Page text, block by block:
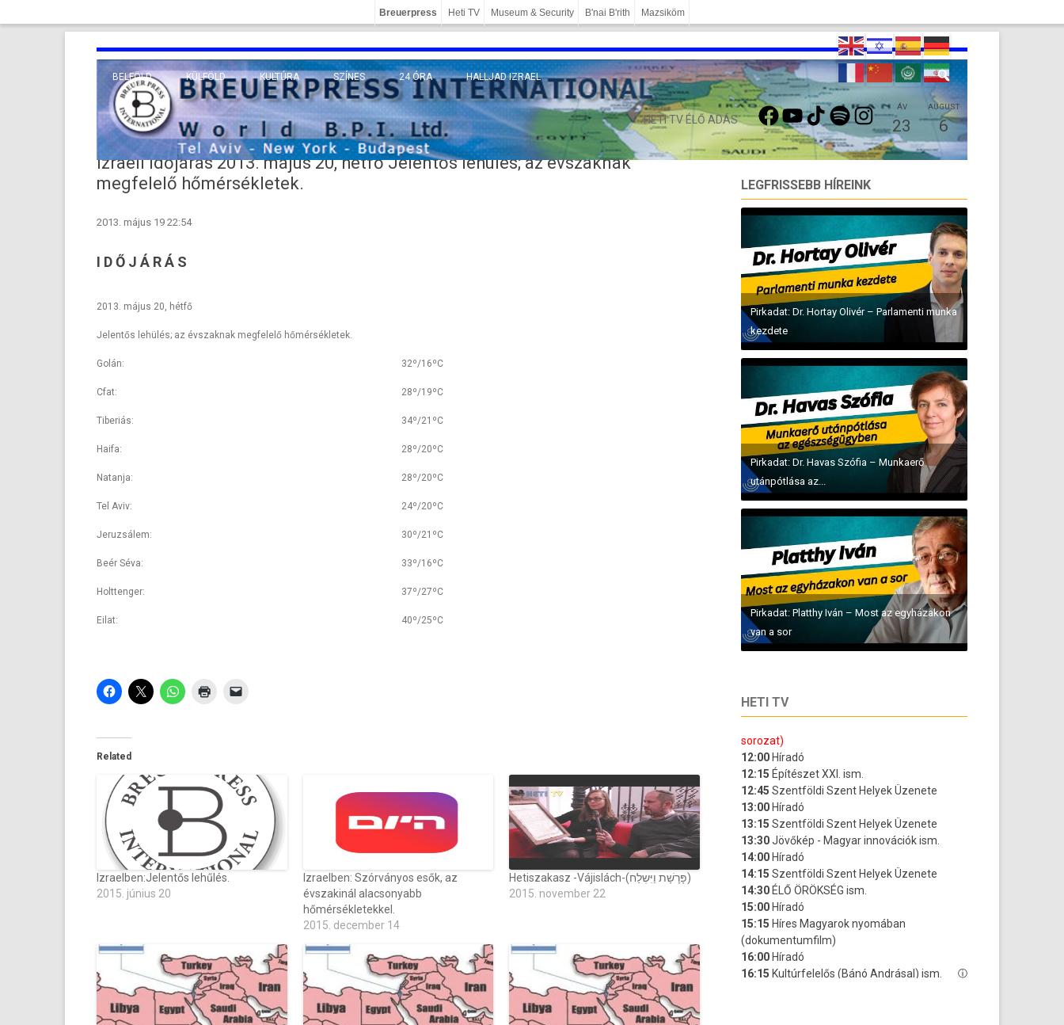
Breuerpress Heti TV Museum & Security B'nai B'rith Mazsiköm
BELFÖLD KÜLFÖLD
EURÓPA
KÖZEL-KELET
TÁVOL-KELET
KULTÚRA
TUDOMÁNY
VALLÁS
SZÍNES 24 ÓRA HALLJAD IZRAEL
HETI TV ÉLŐ ADÁS
FACEBOOKYOUTUBETIKTOKSPOTIFYINSTAGRAMÁV
23
AUGUST
6
Izraeli Időjárás 2013. május 20, hétfő Jelentős lehülés; az évszaknak
megfelelő hőmérsékletek.
2013. május 19 22:54
I D Ő J Á R Á S
2013. május 20, hétfő
Jelentős lehülés; az évszaknak megfelelő hőmérsékletek.
Golán: 32º/16ºC
Cfat: 28º/19ºC
Tiberiás: 34º/21ºC
Haifa: 28º/20ºC
Natanja: 28º/20ºC
Tel Aviv: 24º/20ºC
Jeruzsálem: 30º/21ºC
Beér Séva: 33º/16ºC
Holttenger: 37º/27ºC
Eilat: 40º/25ºC
Related
Izraelben:Jelentős lehűlés.
2015. június 20
Izraelben: Szórványos esők, az
évszakinál alacsonyabb
hőmérsékletekkel.
2015. december 14
Hetiszakasz -Vájislách-(פָּרָשָׁת וַיִּשְלַח)
2015. november 22
LEGFRISSEBB HÍREINK
Pirkadat: Dr. Hortay Olivér – Parlamenti munka
kezdete
Pirkadat: Dr. Havas Szófia – Munkaerő
utánpótlása az...
Pirkadat: Platthy Iván – Most az egyházakon
van a sor
HETI TV